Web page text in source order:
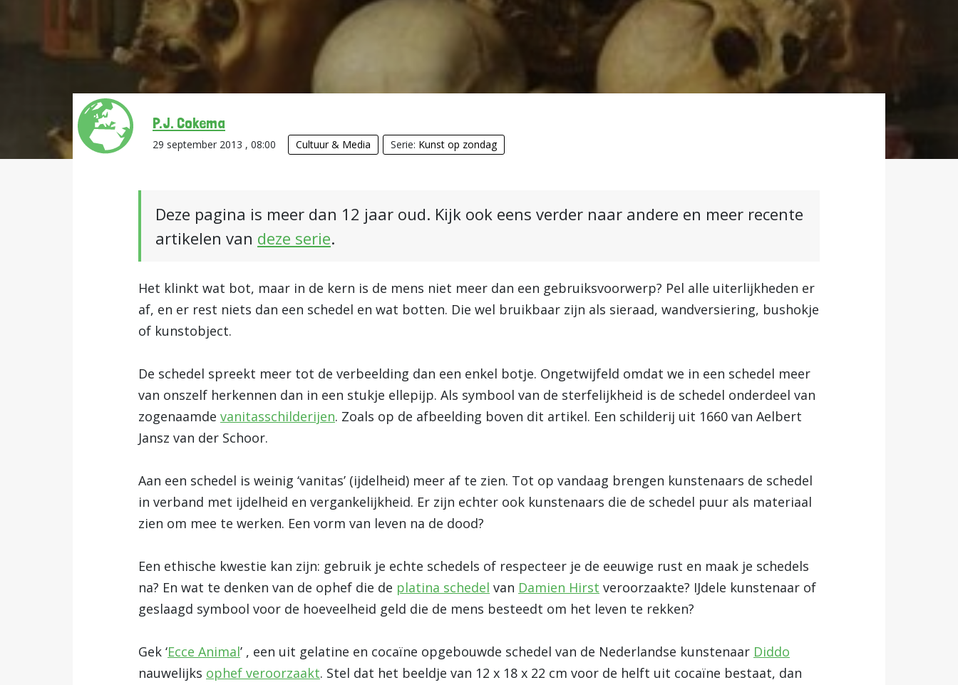
P.J. Cokema
29 september 2013 , 08:00 Cultuur & Media Serie: Kunst op zondag
Deze pagina is meer dan 12 jaar oud. Kijk ook eens verder naar andere en meer recente
artikelen van deze serie.
Het klinkt wat bot, maar in de kern is de mens niet meer dan een gebruiksvoorwerp? Pel alle uiterlijkheden er
af, en er rest niets dan een schedel en wat botten. Die wel bruikbaar zijn als sieraad, wandversiering, bushokje
of kunstobject.
De schedel spreekt meer tot de verbeelding dan een enkel botje. Ongetwijfeld omdat we in een schedel meer
van onszelf herkennen dan in een stukje ellepijp. Als symbool van de sterfelijkheid is de schedel onderdeel van
zogenaamde vanitasschilderijen. Zoals op de afbeelding boven dit artikel. Een schilderij uit 1660 van Aelbert
Jansz van der Schoor.
Aan een schedel is weinig ‘vanitas’ (ijdelheid) meer af te zien. Tot op vandaag brengen kunstenaars de schedel
in verband met ijdelheid en vergankelijkheid. Er zijn echter ook kunstenaars die de schedel puur als materiaal
zien om mee te werken. Een vorm van leven na de dood?
Een ethische kwestie kan zijn: gebruik je echte schedels of respecteer je de eeuwige rust en maak je schedels
na? En wat te denken van de ophef die de platina schedel van Damien Hirst veroorzaakte? IJdele kunstenaar of
geslaagd symbool voor de hoeveelheid geld die de mens besteedt om het leven te rekken?
Gek ‘Ecce Animal’ , een uit gelatine en cocaïne opgebouwde schedel van de Nederlandse kunstenaar Diddo
nauwelijks ophef veroorzaakt. Stel dat het beeldje van 12 x 18 x 22 cm voor de helft uit cocaïne bestaat, dan